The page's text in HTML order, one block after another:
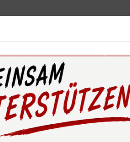
Service Sponsoren Fun
Mannschaften 1. Damen